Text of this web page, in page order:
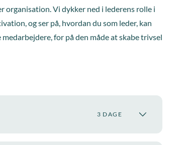
Vi dykker ned i lederens rolle i
og ser på, hvordan du som leder, kan
for på den måde at skabe trivsel
3 DAGE